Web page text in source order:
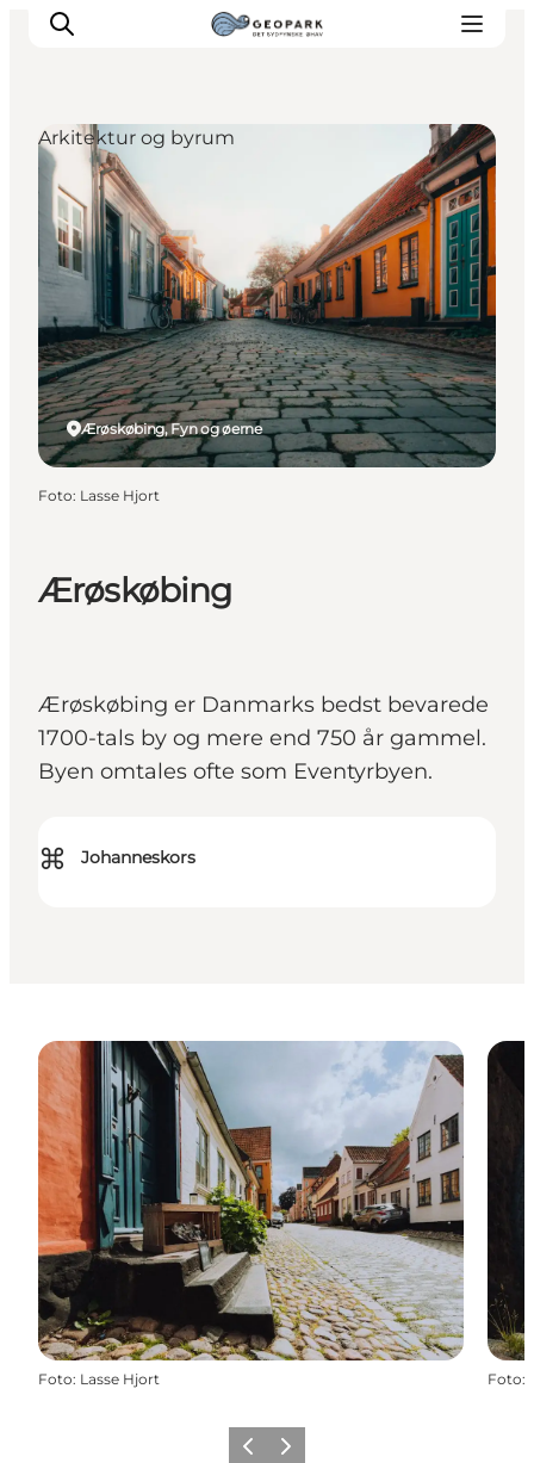
Ærøskøbing
Ærøskøbing er Danmarks bedst bevarede
1700-tals by og mere end 750 år gammel.
Byen omtales ofte som Eventyrbyen.
⌘ Johanneskors
Ærøskøbing, Fyn og øerne
Arkitektur og byrum
Foto: Lasse Hjort
Foto: Lasse Hjort Foto:
ForrigeNæste